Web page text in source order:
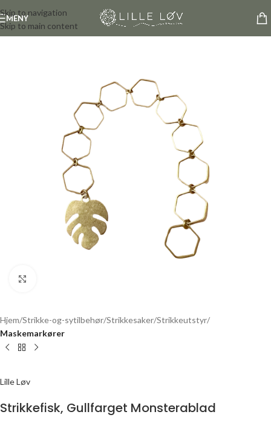
Skip to navigation
Skip to main content
MENY
Hjem Strikke-og-sytilbehør Strikkesaker Strikkeutstyr
Maskemarkører
Lille Løv
Strikkefisk, Gullfarget Monsterablad